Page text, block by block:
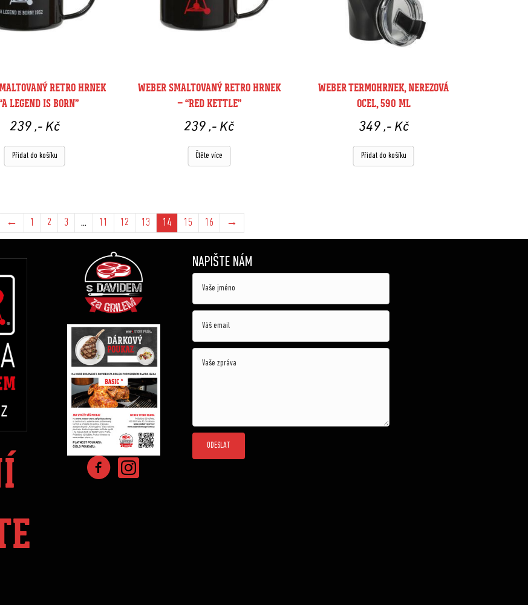
RETRO HRNEK
LEGEND IS BORN”
239 ,- Kč
Přidat do košíku
WEBER SMALTOVANÝ RETRO HRNEK
– “RED KETTLE”
239,- Kč
Čtěte více
WEBER TERMOHRNEK, NEREZOVÁ
OCEL, 590 ML
349 ,- Kč
Přidat do košíku
← 1 2 3 … 11 12 13 14 15 16 →
NAPIŠTE NÁM
ODESLAT